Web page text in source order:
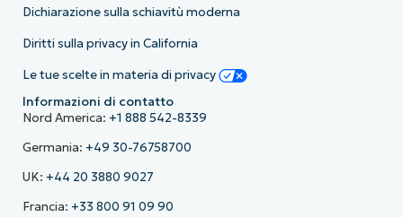
Dichiarazione sulla schiavitù moderna
Diritti sulla privacy in California
Le tue scelte in materia di privacy
Informazioni di contatto
Nord America: +1 888 542-8339
Germania: +49 30-76758700
UK: +44 20 3880 9027
Francia: +33 800 91 09 90